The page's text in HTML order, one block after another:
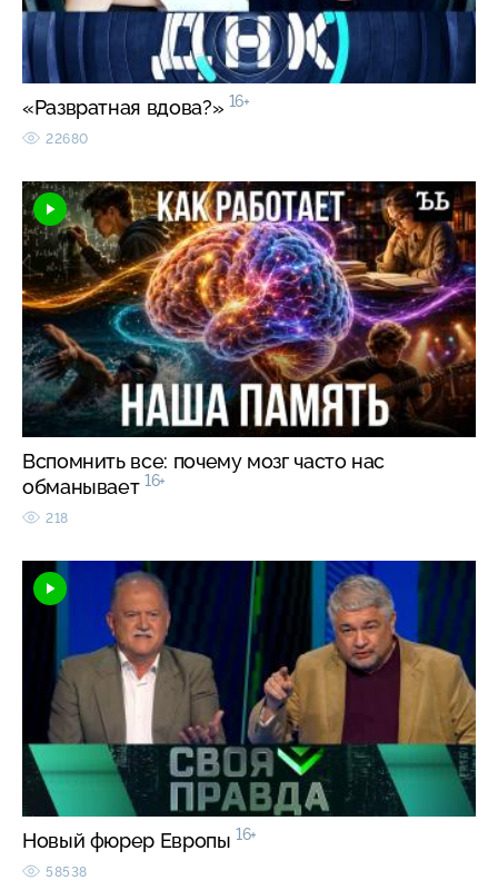
«Развратная вдова?» 16+
22680
Вспомнить все: почему мозг часто нас
обманывает 16+
218
Новый фюрер Европы 16+
58538